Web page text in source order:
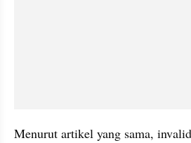
Menurut artikel yang sama,